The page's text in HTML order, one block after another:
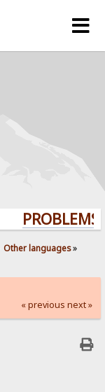
Other languages»
« previous next »